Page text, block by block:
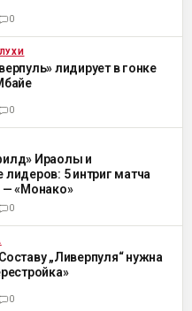
0
лидирует в гонке
0
Ираолы и
лидеров: 5 интриг матча
— «Монако»
0
„Ливерпуля“ нужна
0